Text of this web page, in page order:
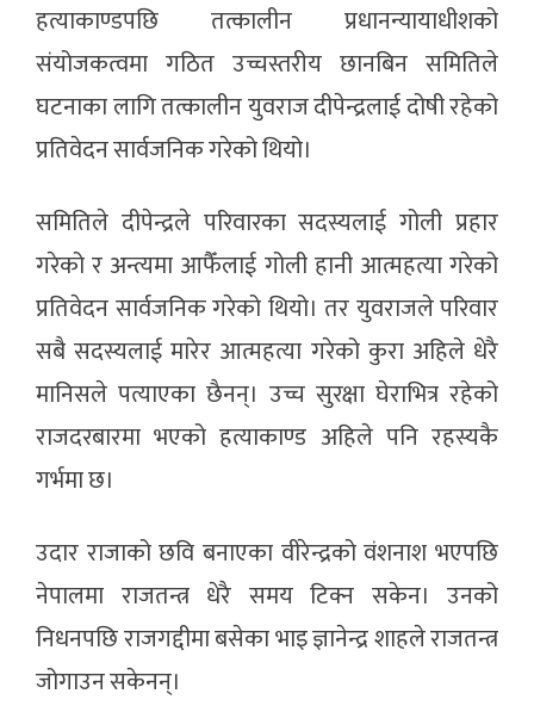
हत्याकाण्डपछि तत्कालीन प्रधानन्यायाधीशको
संयोजकत्वमा गठित उच्चस्तरीय छानबिन समितिले
घटनाका लागि तत्कालीन युवराज दीपेन्द्रलाई दोषी रहेको
प्रतिवेदन सार्वजनिक गरेको थियो।
समितिले दीपेन्द्रले परिवारका सदस्यलाई गोली प्रहार
गरेको र अन्त्यमा आफैँलाई गोली हानी आत्महत्या गरेको
प्रतिवेदन सार्वजनिक गरेको थियो। तर युवराजले परिवार
सबै सदस्यलाई मारेर आत्महत्या गरेको कुरा अहिले धेरै
मानिसले पत्याएका छैनन्। उच्च सुरक्षा घेराभित्र रहेको
राजदरबारमा भएको हत्याकाण्ड अहिले पनि रहस्यकै
गर्भमा छ।
उदार राजाको छवि बनाएका वीरेन्द्रको वंशनाश भएपछि
नेपालमा राजतन्त्र धेरै समय टिक्न सकेन। उनको
निधनपछि राजगद्दीमा बसेका भाइ ज्ञानेन्द्र शाहले राजतन्त्र
जोगाउन सकेनन्।